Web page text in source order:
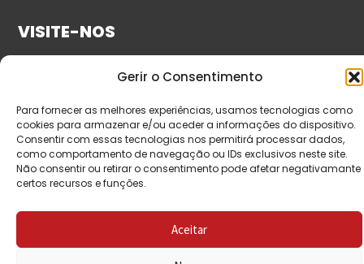
Gerir o Consentimento
Para fornecer as melhores experiências, usamos tecnologias como
cookies para armazenar e/ou aceder a informações do dispositivo.
Consentir com essas tecnologias nos permitirá processar dados,
como comportamento de navegação ou IDs exclusivos neste site.
Não consentir ou retirar o consentimento pode afetar negativamante
certos recursos e funções.
Aceitar
VISITE-NOS
© Copyright 2026 Saída de Emergência. Todos os
direitos reservados.